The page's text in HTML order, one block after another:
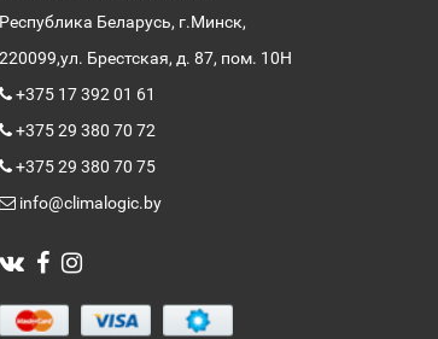
Республика Беларусь, г.Минск,
220099,ул. Брестская, д. 87, пом. 10Н
+375 17 392 01 61
+375 29 380 70 72
+375 29 380 70 75
info@climalogic.by